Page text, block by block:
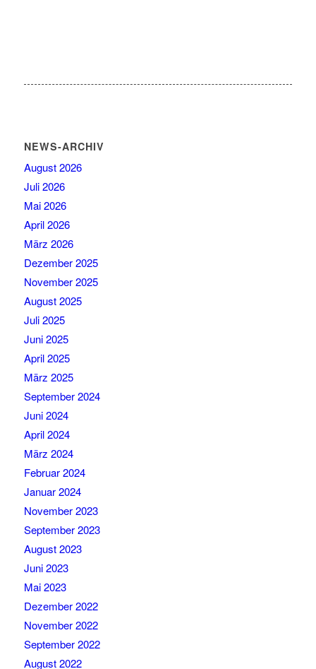
NEWS-ARCHIV
August 2026
Juli 2026
Mai 2026
April 2026
März 2026
Dezember 2025
November 2025
August 2025
Juli 2025
Juni 2025
April 2025
März 2025
September 2024
Juni 2024
April 2024
März 2024
Februar 2024
Januar 2024
November 2023
September 2023
August 2023
Juni 2023
Mai 2023
Dezember 2022
November 2022
September 2022
August 2022